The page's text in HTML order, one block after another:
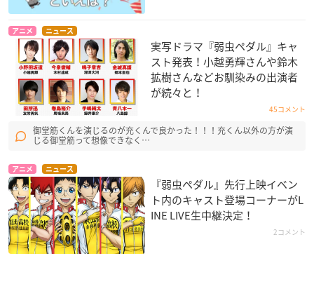
アニメ ニュース
実写ドラマ『弱虫ペダル』キャ
スト発表！小越勇輝さんや鈴木
拡樹さんなどお馴染みの出演者
が続々と！
45コメント
御堂筋くんを演じるのが充くんで良かった！！！充くん以外の方が演
じる御堂筋って想像できなく…
アニメ ニュース
『弱虫ペダル』先行上映イベン
ト内のキャスト登場コーナーがL
INE LIVE生中継決定！
2コメント